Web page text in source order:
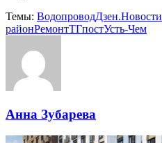
Темы: ВодопроводДзен.Новости
районРемонтТГпостУсть-Чем
Анна Зубарева